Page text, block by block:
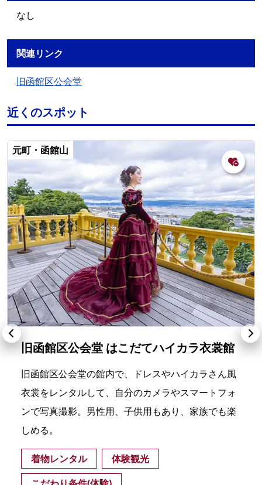
なし
関連リンク
旧函館区公会堂
近くのスポット
元町・函館山
旧函館区公会堂 はこだてハイカラ衣裳館
旧函館区公会堂の館内で、ドレスやハイカラさん風
衣裳をレンタルして、自分のカメラやスマートフォ
ンで写真撮影。男性用、子供用もあり、家族でも楽
しめる。
着物レンタル
体験観光